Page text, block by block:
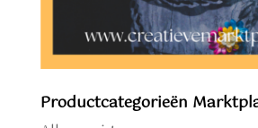
Productcategorieën